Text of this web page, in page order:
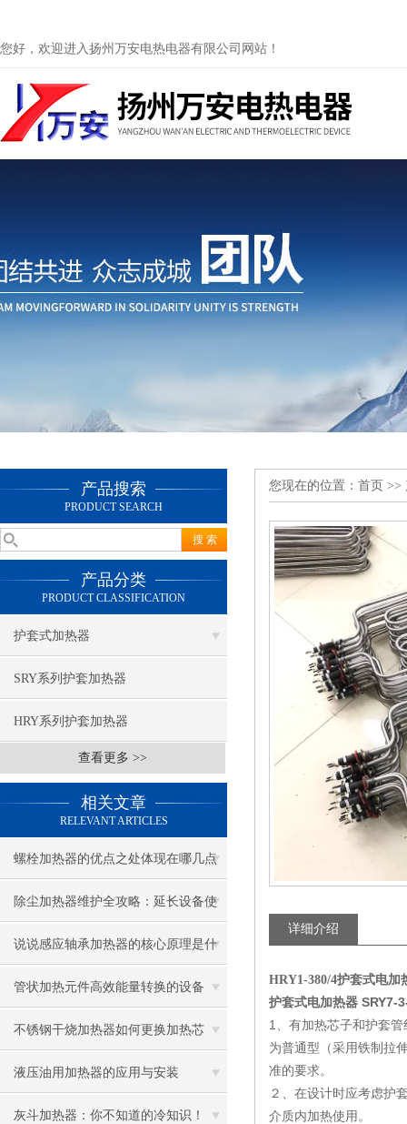
您好，欢迎进入扬州万安电热电器有限公司网站！
产品搜索
PRODUCT SEARCH
产品分类
PRODUCT CLASSIFICATION
护套式加热器
SRY系列护套加热器
HRY系列护套加热器
查看更多 >>
相关文章
RELEVANT ARTICLES
螺栓加热器的优点之处体现在哪几点
除尘加热器维护全攻略：延长设备使
用寿命
说说感应轴承加热器的核心原理是什
么呢
管状加热元件高效能量转换的设备
不锈钢干烧加热器如何更换加热芯
液压油用加热器的应用与安装
灰斗加热器：你不知道的冷知识！
您现在的位置： 首页 >>
详细介绍
HRY1-380/4护套式电加
护套式电加热器 SRY7-
1、有加热芯子和护套
为普通型（采用铁制拉
准的要求。
２、在设计时应考虑护
介质内加热使用。